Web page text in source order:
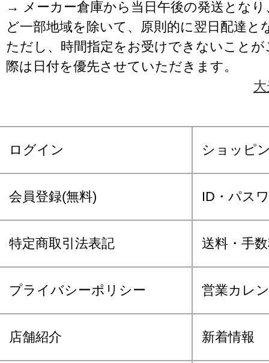
→ メーカー倉庫から当日午後の発送となり
ど一部地域を除いて、原則的に翌日配達と
ただし、時間指定をお受けできないこと
際は日付を優先させていただきます。
ログイン ショッピ
会員登録(無料) ID・パス
特定商取引法表記 送料・手
プライバシーポリシー 営業カレ
店舗紹介 新着情報